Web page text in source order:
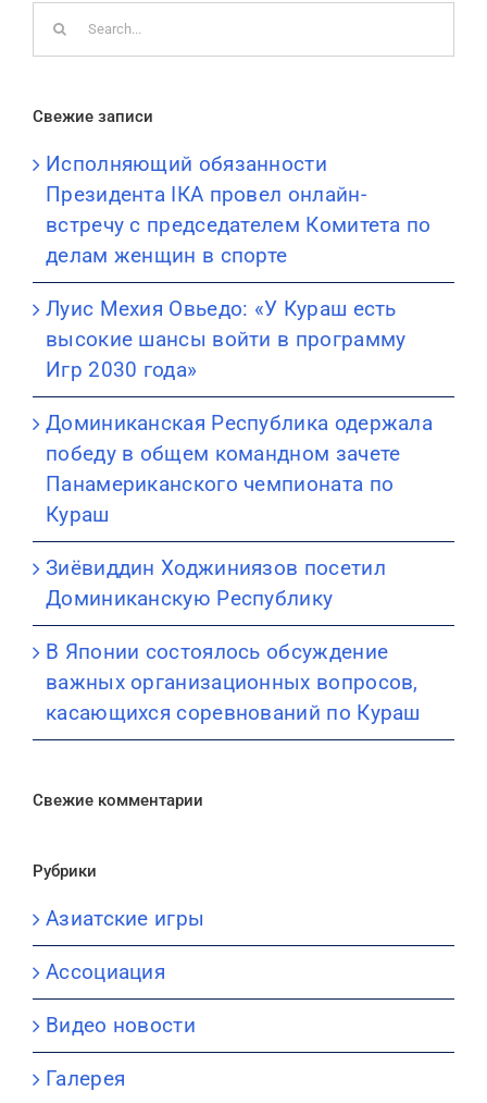
Свежие записи
Исполняющий обязанности
Президента IКА провел онлайн-
встречу с председателем Комитета по
делам женщин в спорте
Луис Мехия Овьедо: «У Кураш есть
высокие шансы войти в программу
Игр 2030 года»
Доминиканская Республика одержала
победу в общем командном зачете
Панамериканского чемпионата по
Кураш
Зиёвиддин Ходжиниязов посетил
Доминиканскую Республику
В Японии состоялось обсуждение
важных организационных вопросов,
касающихся соревнований по Кураш
Свежие комментарии
Рубрики
Азиатские игры
Ассоциация
Видео новости
Галерея